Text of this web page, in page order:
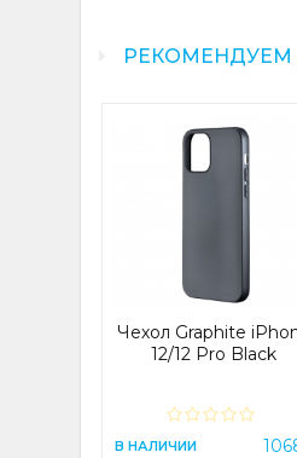
РЕКОМЕНДУЕМ
Чехол Graphite
12/12 Pro Black
В НАЛИЧИИ